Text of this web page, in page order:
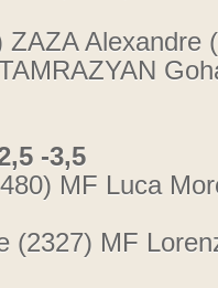
ZAZA Alexandre
-3,5
MF Luca
(2327) MF